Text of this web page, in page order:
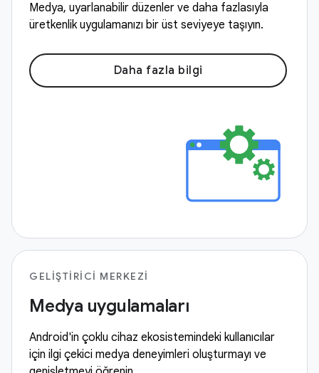
Medya, uyarlanabilir düzenler ve daha fazlasıyla
üretkenlik uygulamanızı bir üst seviyeye taşıyın.
Daha fazla bilgi
GELIŞTIRICI MERKEZI
Medya uygulamaları
Android'in çoklu cihaz ekosistemindeki kullanıcılar
için ilgi çekici medya deneyimleri oluşturmayı ve